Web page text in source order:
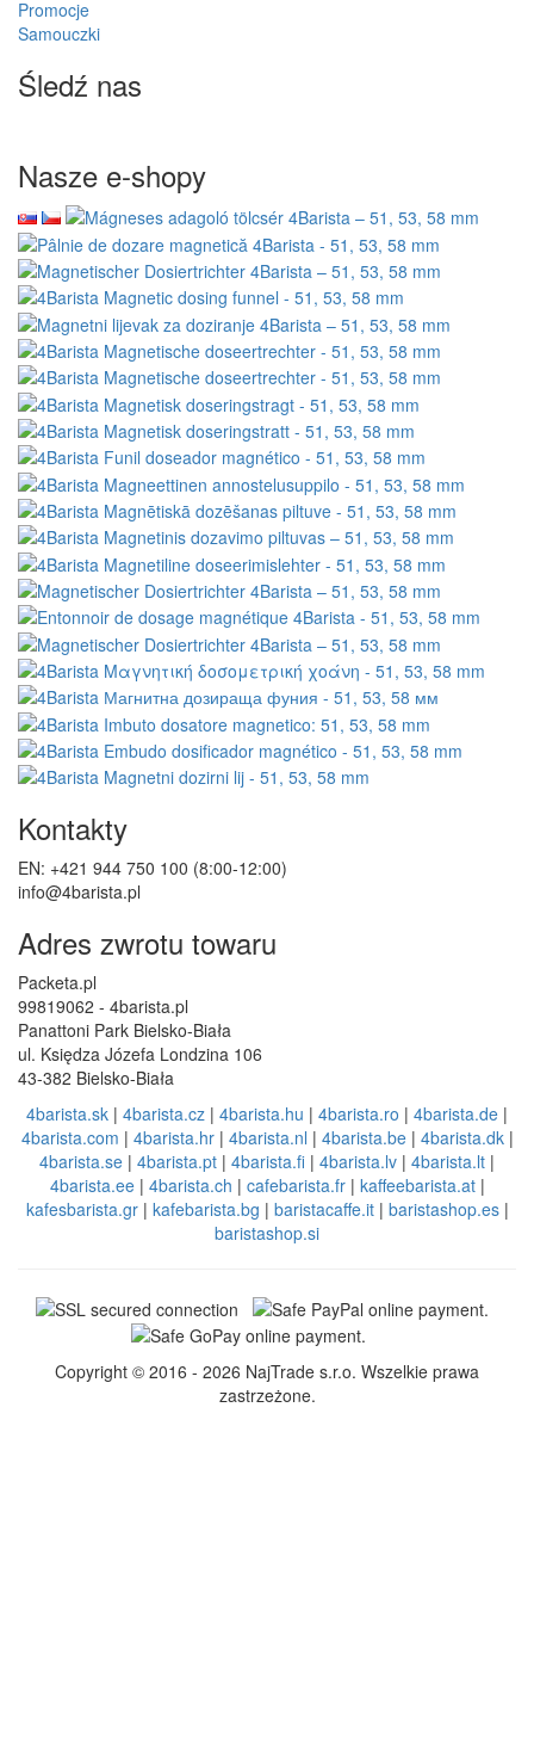
Promocje
Samouczki
Śledź nas
Nasze e-shopy
Kontakty
EN: +421 944 750 100 (8:00-12:00)
info@4barista.pl
Adres zwrotu towaru
Packeta.pl
99819062 - 4barista.pl
Panattoni Park Bielsko-Biała
ul. Księdza Józefa Londzina 106
43-382 Bielsko-Biała
4barista.sk | 4barista.cz | 4barista.hu | 4barista.ro | 4barista.de |
4barista.com | 4barista.hr| 4barista.nl | 4barista.be| 4barista.dk|
4barista.se | 4barista.pt | 4barista.fi | 4barista.lv | 4barista.lt |
4barista.ee| 4barista.ch | cafebarista.fr| kaffeebarista.at|
kafesbarista.gr| kafebarista.bg | baristacaffe.it| baristashop.es|
baristashop.si
Copyright © 2016 - 2026 NajTrade s.r.o. Wszelkie prawa
zastrzeżone.